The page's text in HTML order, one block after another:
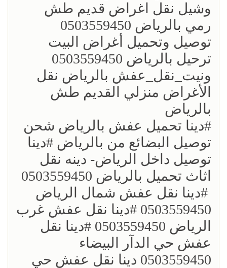
؜وشيل نقل اغراض قديم طش
رمي بالرياض 0503559450
؜توصيل وتحميل أغراض البيت
ترحيل بالرياض 0503559450
ونيت_نقل_عفش بالرياض نقل
الأغراض منزلي القديم طش
بالرياض
؜؜#دينا تحميل عفش بالرياض شحن
توصيل البضائع من بالرياض ؜#دينا
توصيل داخل الرياض- دينه نقل
اثاث تحميل بالرياض 0503559450
؜ ؜#دينا نقل عفش شمال الرياض
0503559450 ؜#دينا نقل عفش غرب
الرياض 0503559450 ؜#دينا نقل
عفش حي الدآر البيضاء
0503559450 دينا نقل عفش حي